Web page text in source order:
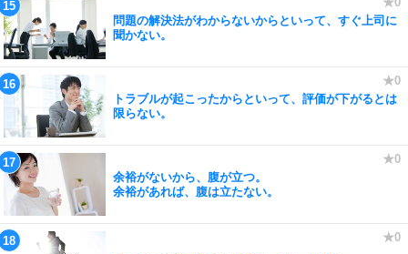
問題の解決法がわからないからといって、すぐ上司に
聞かない。
トラブルが起こったからといって、評価が下がるとは
限らない。
余裕がないから、腹が立つ。
余裕があれば、腹は立たない。